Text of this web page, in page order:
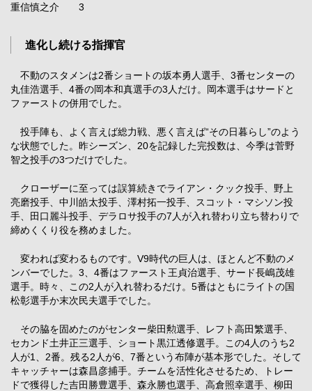
重信慎之介 3
進化し続ける指揮官
不動のスタメンは2番ショートの坂本勇人選手、3番センターの
丸佳浩選手、4番の岡本和真選手の3人だけ。岡本選手はサードと
ファーストの併用でした。
投手陣も、よく言えば総力戦、悪く言えば“その日暮らし”のよう
な状態でした。昨シーズン、20を記録した完投数は、今季は菅野
智之投手の3つだけでした。
クローザーに至っては誤算続きでライアン・クック投手、野上
亮磨投手、中川皓太投手、澤村拓一投手、スコット・マシソン投
手、田口麗斗投手、デラロサ投手の7人が入れ替わり立ち替わりで
締めくくり役を務めました。
変われば変わるものです。V9時代の巨人は、ほとんど不動のメ
ンバーでした。3、4番はファースト王貞治選手、サード長嶋茂雄
選手。時々、この2人が入れ替わるだけ。5番はともにライトの国
松彰選手か末次民夫選手でした。
その脇を固めたのがセンター柴田勲選手、レフト高田繁選手、
セカンド土井正三選手、ショート黒江透修選手。この4人のうち2
人が1、2番。残る2人が6、7番という布陣が基本形でした。そして
キャッチャーは森昌彦捕手。チームを活性化させるため、トレー
ドで獲得した吉田勝豊選手、森永勝也選手、高倉照幸選手、柳田